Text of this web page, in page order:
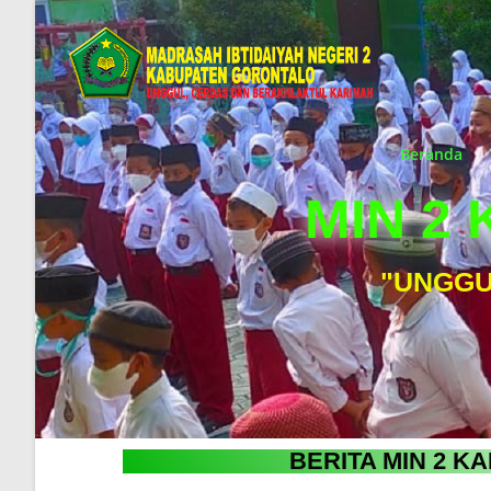
Beranda
MIN 2
BERITA MIN 2